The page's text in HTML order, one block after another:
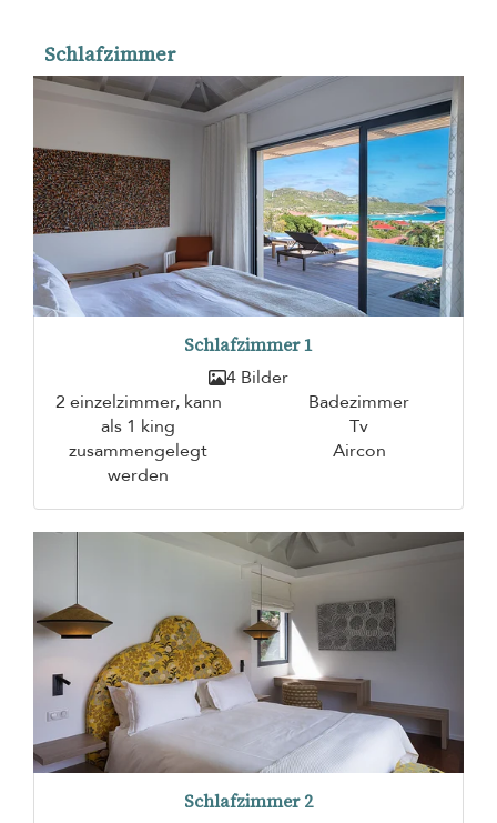
Schlafzimmer
Schlafzimmer 1
4 Bilder
2 einzelzimmer, kann
als 1 king
zusammengelegt
werden
Badezimmer
Tv
Aircon
Schlafzimmer 2